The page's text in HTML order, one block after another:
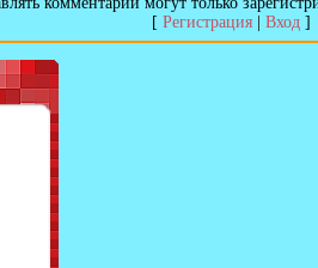
[ Регистрация| Вход]